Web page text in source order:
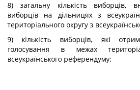
8) загальну кількість виборців,
виборців на дільницях з
територіального округу з
9) кількість виборців, які
голосування в межах
всеукраїнського референдуму;